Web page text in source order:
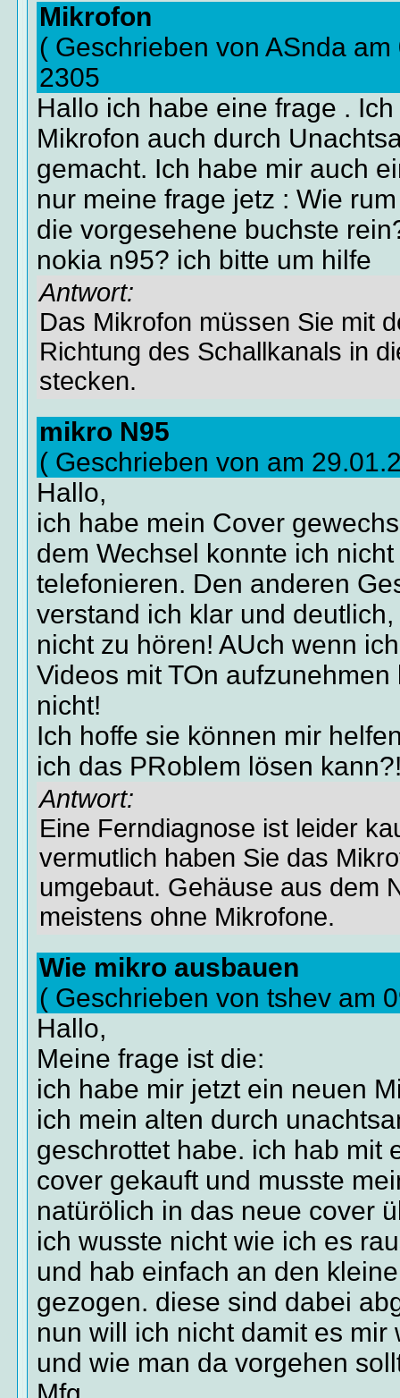
Mikrofon
( Geschrieben von ASnda
2305
Hallo ich habe eine frage .
Mikrofon auch durch
gemacht. Ich habe mir auch
nur meine frage jetz : Wie
die vorgesehene buchste
nokia n95? ich bitte um hilfe
Antwort:
Das Mikrofon müssen Sie mit
Richtung des Schallkanals in
stecken.
mikro N95
( Geschrieben von am
Hallo,
ich habe mein Cover
dem Wechsel konnte ich
telefonieren. Den anderen
verstand ich klar und
nicht zu hören! AUch wenn
Videos mit TOn aufzunehmen
nicht!
Ich hoffe sie können mir
ich das PRoblem lösen
Antwort:
Eine Ferndiagnose ist leider
vermutlich haben Sie das
umgebaut. Gehäuse aus dem
meistens ohne Mikrofone.
Wie mikro ausbauen
( Geschrieben von tshev am
Hallo,
Meine frage ist die:
ich habe mir jetzt ein neuen
ich mein alten durch
geschrottet habe. ich hab mit
cover gekauft und musste
natürölich in das neue cover
ich wusste nicht wie ich es
und hab einfach an den
gezogen. diese sind dabei
nun will ich nicht damit es mir
und wie man da vorgehen